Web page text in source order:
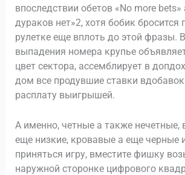
впоследствии обетов «No more
дураков нет»2, хотя бобик бросится
рулетке еще вплоть до этой фразы.
выпадения номера крупье
цвет сектора, ассемблирует в
дом все продувшие ставки вдобавок
расплату выигрышей.
А именно, четные а также нечетные,
еще низкие, кровавые а еще черные
приняться игру, вместите фишку
наружной сторонке цифрового